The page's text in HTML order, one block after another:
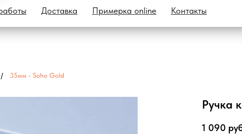
Доставка Примерка online Контакты
/ 35мм - Soho Gold
Ручка
1 090